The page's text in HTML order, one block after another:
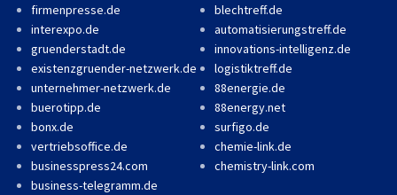
firmenpresse.de
interexpo.de
gruenderstadt.de
existenzgruender-netzwerk.de
unternehmer-netzwerk.de
buerotipp.de
bonx.de
vertriebsoffice.de
businesspress24.com
business-telegramm.de
blechtreff.de
automatisierungstreff.de
innovations-intelligenz.de
logistiktreff.de
88energie.de
88energy.net
surfigo.de
chemie-link.de
chemistry-link.com